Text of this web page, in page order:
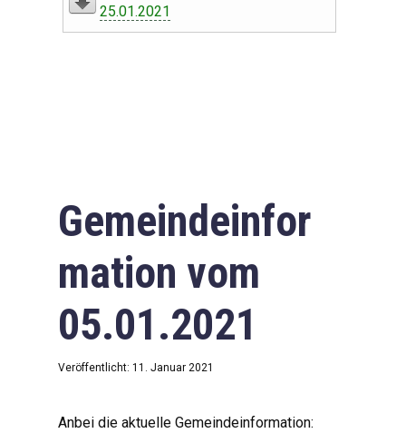
25.01.2021
Gemeindeinfor
mation vom
05.01.2021
Veröffentlicht: 11. Januar 2021
Anbei die aktuelle Gemeindeinformation: